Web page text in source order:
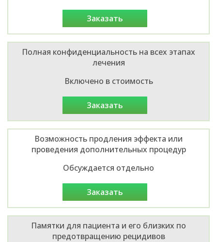
заказать
Полная конфиденциальность на всех этапах
лечения
Включено в стоимость
заказать
Возможность продления эффекта или
проведения дополнительных процедур
Обсуждается отдельно
заказать
Памятки для пациента и его близких по
предотвращению рецидивов